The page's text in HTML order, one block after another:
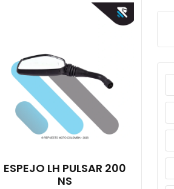
ESPEJO LH PULSAR 200
NS